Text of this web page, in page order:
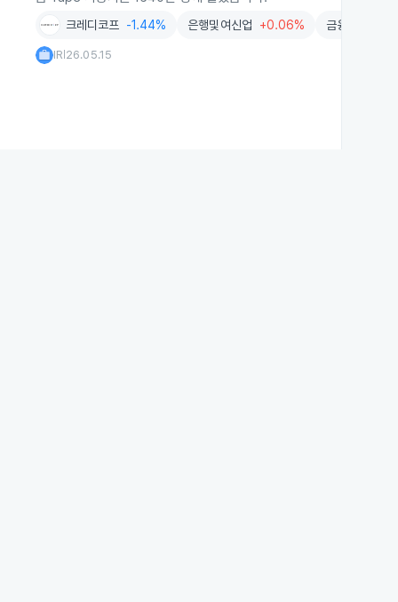
크레디코프 -1.44% 은행및여신업 +0.06% 금융
IR 26.05.15